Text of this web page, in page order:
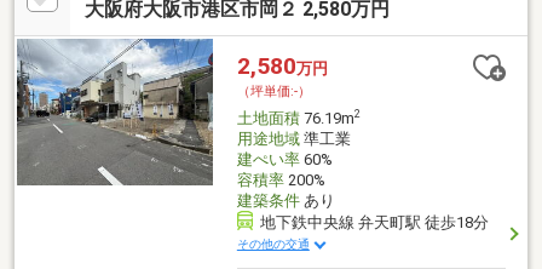
SUUMOに載っていない物件も多数ございます。お気軽に何でも
くは下記リンクからご覧ください！
大阪府大阪市港区市岡２ 2,580万円
2,580万円
（坪単価:-）
土地面積76.19m2
用途地域準工業
建ぺい率60%
容積率200%
建築条件あり
地下鉄中央線 弁天町駅 徒歩18分
その他の交通